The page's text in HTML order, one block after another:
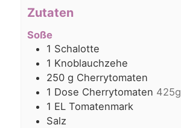
Zutaten
Soße
1 Schalotte
1 Knoblauchzehe
250 g Cherrytomaten
1 Dose Cherrytomaten 425g
1 EL Tomatenmark
Salz